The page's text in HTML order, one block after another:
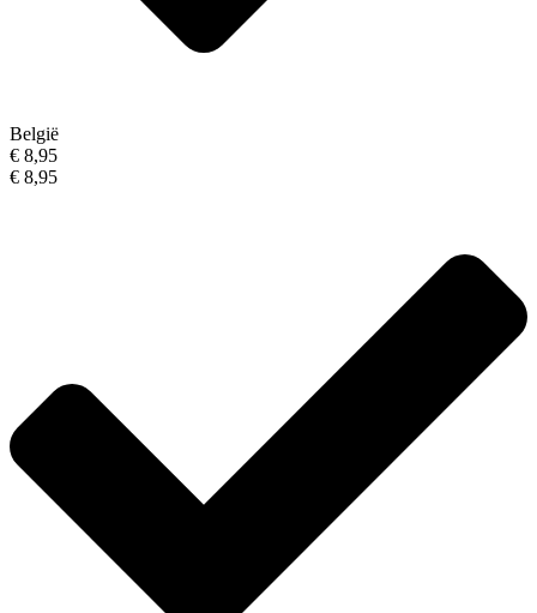
België
€ 8,95
€ 8,95